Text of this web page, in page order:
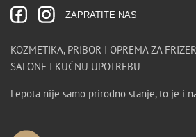
ZAPRATITE NAS
KOZMETIKA, PRIBOR I OPREMA ZA
SALONE I KUĆNU UPOTREBU
Lepota nije samo prirodno stanje, to je i